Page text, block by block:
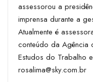
assessorou a
imprensa durante a
Atualmente é
conteúdo da Agência
Estudos do Trabalho
rosalima@sky.com.br